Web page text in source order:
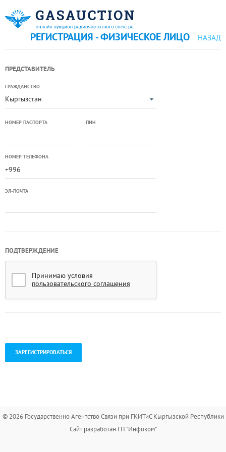
РЕГИСТРАЦИЯ - ФИЗИЧЕСКОЕ ЛИЦО НАЗАД
ПРЕДСТАВИТЕЛЬ
ГРАЖДАНСТВО
Кыргызстан
НОМЕР ПАСПОРТА ПИН
НОМЕР ТЕЛЕФОНА
ЭЛ-ПОЧТА
ПОДТВЕРЖДЕНИЕ
Принимаю условия
пользовательского соглашения
© 2026 Государственно Агентство Связи при ГКИТиС Кыргызской Республики
Сайт разработан ГП "Инфоком"